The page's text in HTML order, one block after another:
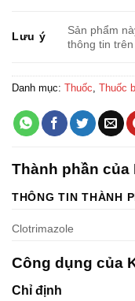
Lưu ý
Sản phẩm
thông tin
Danh mục: Thuốc Thuốc
Thành phần của
THÔNG TIN THÀNH
Clotrimazole
Công dụng của
Chỉ định